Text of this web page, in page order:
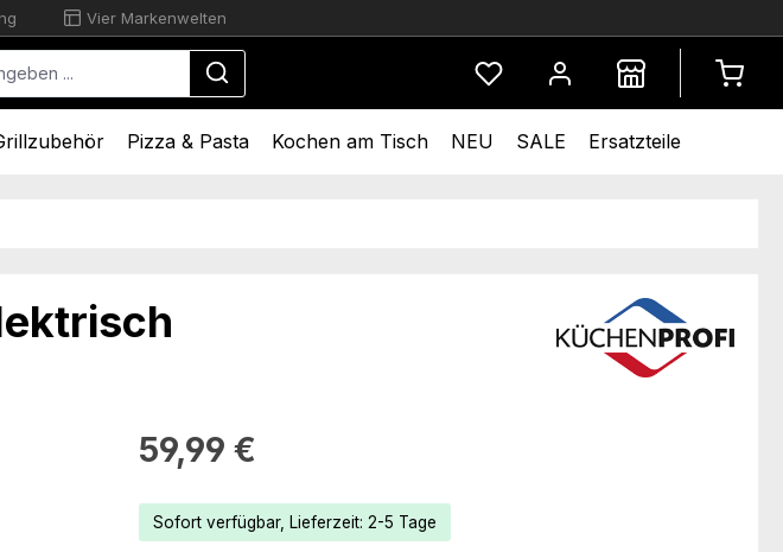
Vier Markenwelten
Du hast 0 Produkte auf dem
Pizza & Pasta Kochen am Tisch NEU SALE Ersatzteile
Regulärer Preis:
59,99 €
Sofort verfügbar, Lieferzeit: 2-5 Tage